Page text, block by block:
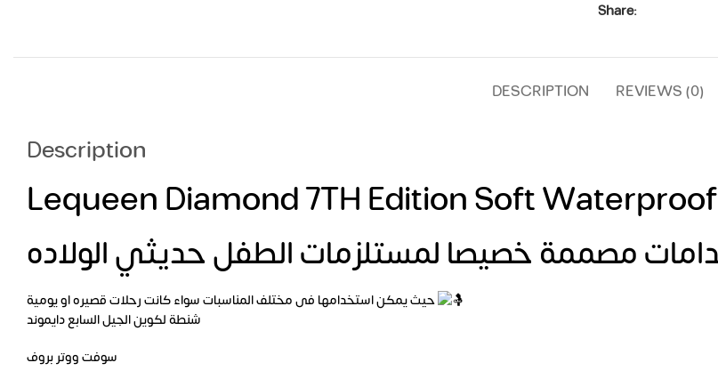
Share:
DESCRIPTION REVIEWS (0)
Description
Lequeen Diamond 7TH Edition Soft Waterproof
شنطة لكوين الجيل السابع دايموند
سوفت ووتر بروف